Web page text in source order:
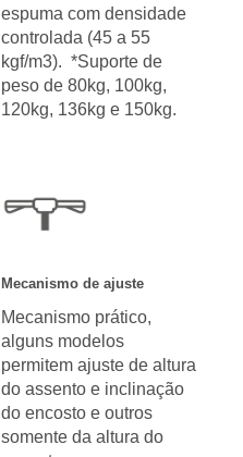
espuma com densidade
controlada (45 a 55
kgf/m3). *Suporte de
peso de 80kg, 100kg,
120kg, 136kg e 150kg.
Mecanismo de ajuste
Mecanismo prático,
alguns modelos
permitem ajuste de altura
do assento e inclinação
do encosto e outros
somente da altura do